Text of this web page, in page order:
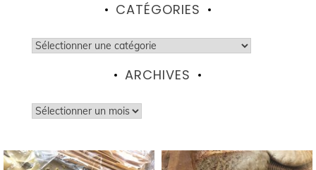
CATÉGORIES
Catégories
ARCHIVES
Archives